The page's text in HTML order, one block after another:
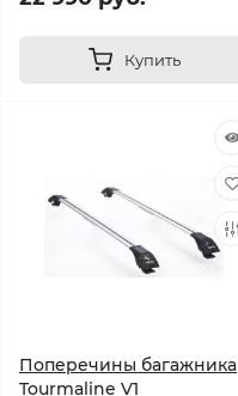
Купить
Поперечины багажника
Tourmaline V1